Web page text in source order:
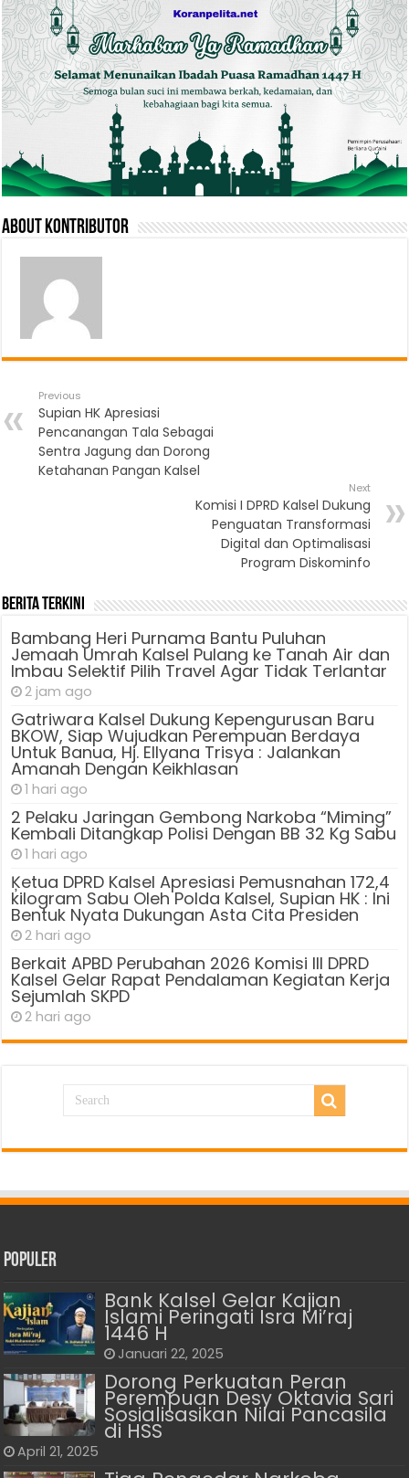
About Kontributor
Previous
Supian HK Apresiasi
Pencanangan Tala Sebagai
Sentra Jagung dan Dorong
Ketahanan Pangan Kalsel
Next
Komisi I DPRD Kalsel Dukung
Penguatan Transformasi
Digital dan Optimalisasi
Program Diskominfo
Berita Terkini
Bambang Heri Purnama Bantu Puluhan
Jemaah Umrah Kalsel Pulang ke Tanah Air dan
Imbau Selektif Pilih Travel Agar Tidak Terlantar
2 jam ago
Gatriwara Kalsel Dukung Kepengurusan Baru
BKOW, Siap Wujudkan Perempuan Berdaya
Untuk Banua, Hj. Ellyana Trisya : Jalankan
Amanah Dengan Keikhlasan
1 hari ago
2 Pelaku Jaringan Gembong Narkoba “Miming”
Kembali Ditangkap Polisi Dengan BB 32 Kg Sabu
1 hari ago
Ķetua DPRD Kalsel Apresiasi Pemusnahan 172,4
kilogram Sabu Oleh Polda Kalsel, Supian HK : Ini
Bentuk Nyata Dukungan Asta Cita Presiden
2 hari ago
Berkait APBD Perubahan 2026 Komisi III DPRD
Kalsel Gelar Rapat Pendalaman Kegiatan Kerja
Sejumlah SKPD
2 hari ago
Populer
Bank Kalsel Gelar Kajian
Islami Peringati Isra Mi’raj
1446 H
Januari 22, 2025
Dorong Perkuatan Peran
Perempuan Desy Oktavia Sari
Sosialisasikan Nilai Pancasila
di HSS
April 21, 2025